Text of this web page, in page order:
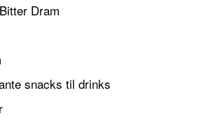
Dram
snacks til drinks